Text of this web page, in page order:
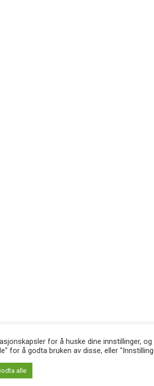
for å huske dine innstillinger,
for å godta bruken av disse, eller
alle